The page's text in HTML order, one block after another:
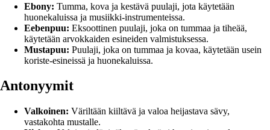
Ebony: Tumma, kova ja kestävä puulaji, jota käytetään
huonekaluissa ja musiikki-instrumenteissa.
Eebenpuu: Eksoottinen puulaji, joka on tummaa ja tiheää,
käytetään arvokkaiden esineiden valmistuksessa.
Mustapuu: Puulaji, joka on tummaa ja kovaa, käytetään usein
koriste-esineissä ja huonekaluissa.
Antonyymit
Valkoinen: Väriltään kiiltävä ja valoa heijastava sävy,
vastakohta mustalle.